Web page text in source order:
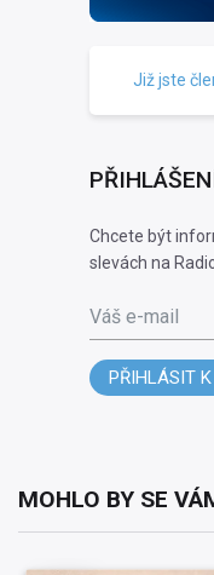
Již jste
Chcete být
slevách na
Váš e-mail
PŘIHLÁSIT K
MOHLO BY SE